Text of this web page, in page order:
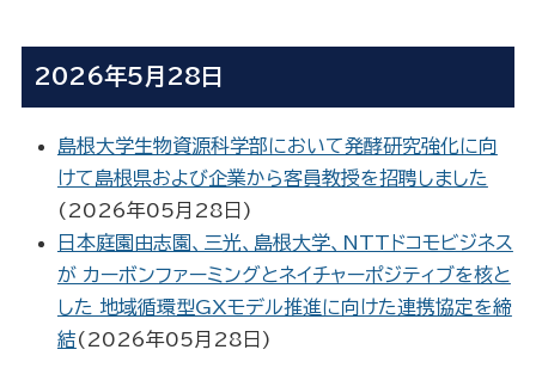
2026年5月28日
島根大学生物資源科学部において発酵研究強化に向
けて島根県および企業から客員教授を招聘しました
( 2026年05月28日 )
日本庭園由志園、三光、島根大学、NTTドコモビジネス
が カーボンファーミングとネイチャーポジティブを核と
した 地域循環型GXモデル推進に向けた連携協定を締
結( 2026年05月28日 )